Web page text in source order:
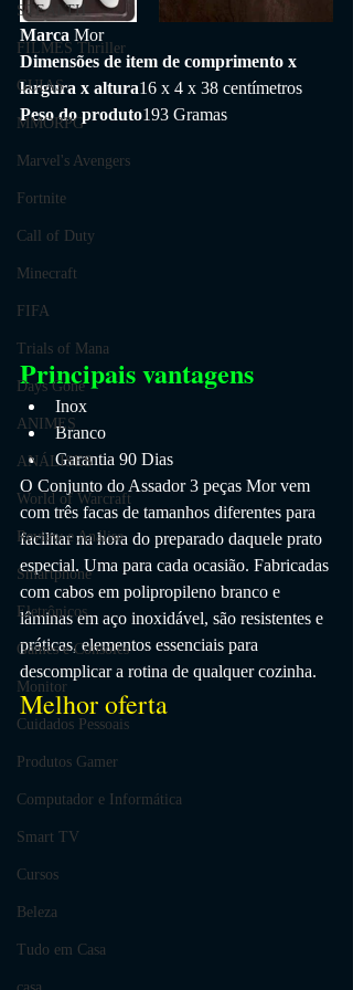
STEALTH
FILMES Thriller
GUIAS
MMORPG
Marvel's Avengers
Fortnite
Call of Duty
Minecraft
FIFA
Trials of Mana
Days Gone
ANIMES
ANÁLISES
World of Warcraft
Review e Análise
Smartphone
Eletrônicos
Games e Consoles
Monitor
Cuidados Pessoais
Produtos Gamer
Computador e Informática
Smart TV
Cursos
Beleza
Tudo em Casa
Marca Mor
Dimensões de item de comprimento x
largura x altura16 x 4 x 38 centímetros
Peso do produto193 Gramas
Principais vantagens
Inox
Branco
Garantia 90 Dias
O Conjunto do Assador 3 peças Mor vem
com três facas de tamanhos diferentes para
facilitar na hora do preparado daquele prato
especial. Uma para cada ocasião. Fabricadas
com cabos em polipropileno branco e
lâminas em aço inoxidável, são resistentes e
práticas, elementos essenciais para
descomplicar a rotina de qualquer cozinha.
Melhor oferta